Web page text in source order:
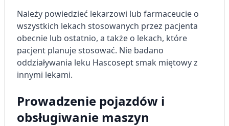
Należy powiedzieć lekarzowi lub farmaceucie o
wszystkich lekach stosowanych przez pacjenta
obecnie lub ostatnio, a także o lekach, które
pacjent planuje stosować. Nie badano
oddziaływania leku Hascosept smak miętowy z
innymi lekami.
Prowadzenie pojazdów i
obsługiwanie maszyn
Tworzenie profili w celu personalizacji treści
Wykorzystywanie profili w celu doboru
spersonalizowanych treści
Pomiar efektywności reklam
Rozumienie odbiorców dzięki statystyce lub
kombinacji danych z różnych źródeł